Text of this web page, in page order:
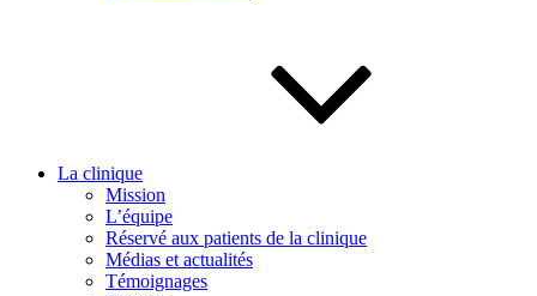
La clinique
Mission
L’équipe
Réservé aux patients de la clinique
Médias et actualités
Témoignages